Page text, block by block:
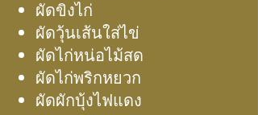
ผัดขิงไก่
ผัดวุ้นเส้นใส่ไข่
ผัดไก่หน่อไม้สด
ผัดไก่พริกหยวก
ผัดผักบุ้งไฟแดง